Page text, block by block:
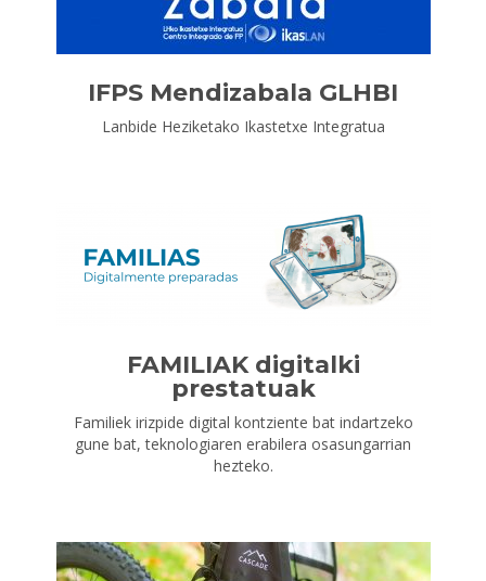
IFPS Mendizabala GLHBI
Lanbide Heziketako Ikastetxe Integratua
FAMILIAK digitalki
prestatuak
Familiek irizpide digital kontziente bat indartzeko
gune bat, teknologiaren erabilera osasungarrian
hezteko.